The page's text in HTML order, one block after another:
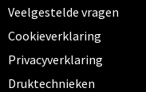
Veelgestelde vragen
Cookieverklaring
Privacyverklaring
Druktechnieken